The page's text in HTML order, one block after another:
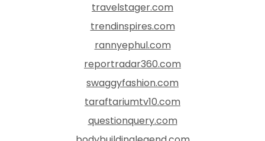
travelstager.com
trendinspires.com
rannyephul.com
reportradar360.com
swaggyfashion.com
taraftariumtv10.com
questionquery.com